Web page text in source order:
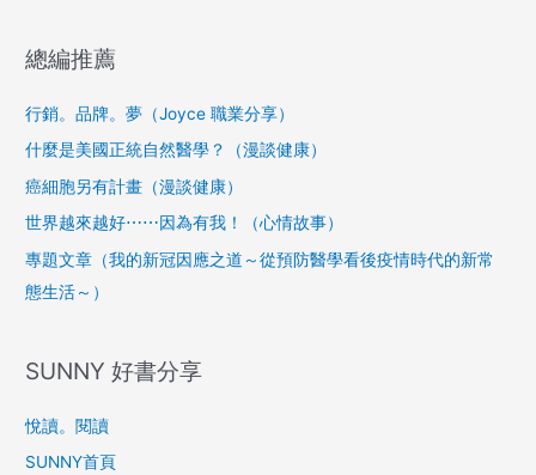
總編推薦
行銷。品牌。夢（Joyce 職業分享）
什麼是美國正統自然醫學？（漫談健康）
癌細胞另有計畫（漫談健康）
世界越來越好⋯⋯因為有我！（心情故事）
專題文章（我的新冠因應之道～從預防醫學看後疫情時代的新常
態生活～）
SUNNY 好書分享
悅讀。閱讀
SUNNY首頁